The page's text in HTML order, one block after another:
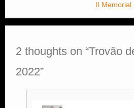
II Memorial
2 thoughts on “Trovão
2022”